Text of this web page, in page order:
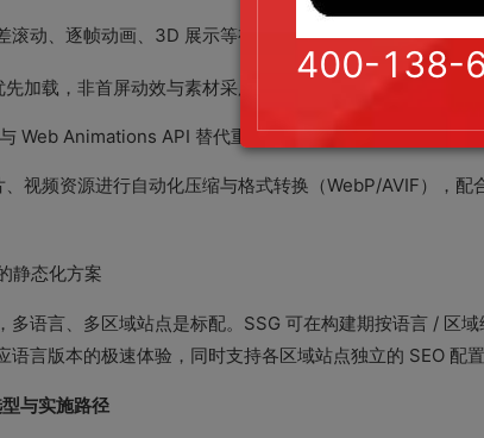
滚动、逐帧动画、3D 展示等视觉效果，处理不当容易抵消
加载，非首屏动效与素材采用懒加载策略；
Web Animations API 替代重型 JS 动画，减少主线程阻塞
视频资源进行自动化压缩与格式转换（WebP/AVIF），
静态化方案
多语言、多区域站点是标配。SSG 可在构建期按语言 / 区
语言版本的极速体验，同时支持各区域站点独立的 SEO 配
与实施路径
400-138-